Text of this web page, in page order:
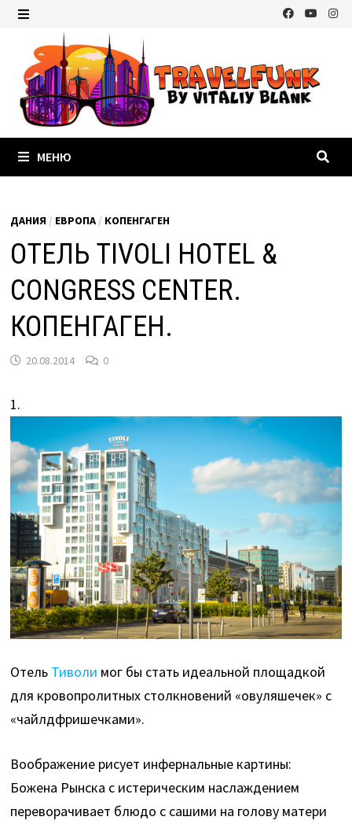
Перейти
содержимому
МЕНЮ
ДАНИЯ / ЕВРОПА / КОПЕНГАГЕН
ОТЕЛЬ TIVOLI HOTEL &
CONGRESS CENTER.
КОПЕНГАГЕН.
20.08.2014 0
1.
Отель Тиволи мог бы стать идеальной площадкой
для кровопролитных столкновений «овуляшечек» с
«чайлдфришечками».
Воображение рисует инфернальные картины:
Божена Рынска с истерическим наслаждением
переворачивает блюдо с сашими на голову матери